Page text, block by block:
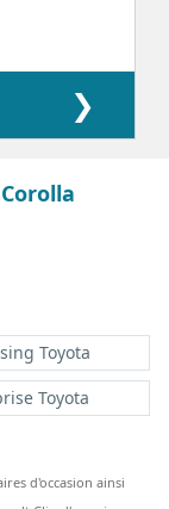
❯
Toyota
Toyota
d'occasion ainsi